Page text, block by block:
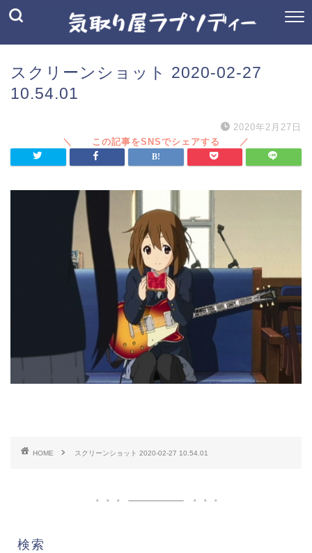
スクリーンショット 2020-02-27
10.54.01
2020年2月27日
HOME スクリーンショット 2020-02-27 10.54.01
検索